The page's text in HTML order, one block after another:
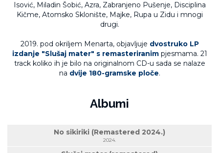
Isović, Miladin Šobić, Azra, Zabranjeno Pušenje, Disciplina
Kičme, Atomsko Sklonište, Majke, Rupa u Zidu i mnogi
drugi.
2019. pod okriljem Menarta, objavljuje dvostruko LP
izdanje "Slušaj mater" s remasteriranimpjesmama. 21
track koliko ih je bilo na originalnom CD-u sada se nalaze
na dvije 180-gramske ploče.
Albumi
No sikiriki (Remastered 2024.)
2024.